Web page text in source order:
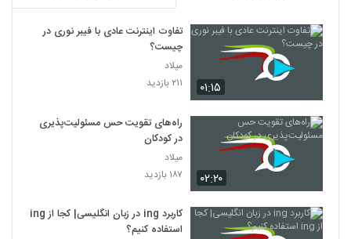
۰۱:۱۵
تفاوت اینترنت عادی با فیبر نوری در
چیست؟
میلاد
۲۱۱ بازدید
۰۲:۲۰
راه‌های تقویت حس مسئولیت‌پذیری
در کودکان
میلاد
۱۸۷ بازدید
کاربرد ing در زبان انگلیسی| کجا از ing
استفاده کنیم؟